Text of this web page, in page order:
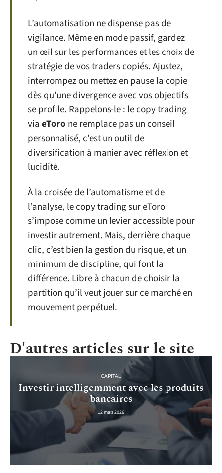
L’automatisation ne dispense pas de
vigilance. Même en mode passif, gardez
un œil sur les performances et les choix de
stratégie de vos traders copiés. Ajustez,
interrompez ou mettez en pause la copie
dès qu’une divergence avec vos objectifs
se profile. Rappelons-le : le copy trading
viaeToro ne remplace pas un conseil
personnalisé, c’est un outil de
diversification à manier avec réflexion et
lucidité.
À la croisée de l’automatisme et de
l’analyse, le copy trading sur eToro
s’impose comme un levier accessible pour
investir autrement. Mais, derrière chaque
clic, c’est bien la gestion du risque, et un
minimum de discipline, qui font la
différence. Libre à chacun de choisir la
partition qu’il veut jouer sur ce marché en
mouvement perpétuel.
D'autres articles sur le site
CAPITAL
Investir intelligemment avec les produits
bancaires
12 mars 2026